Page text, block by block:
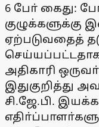
6 போ் கைது:
ஏற்படுவதைத்
அதிகாரி
இதுகுறித்து
சி.ஜே.பி.